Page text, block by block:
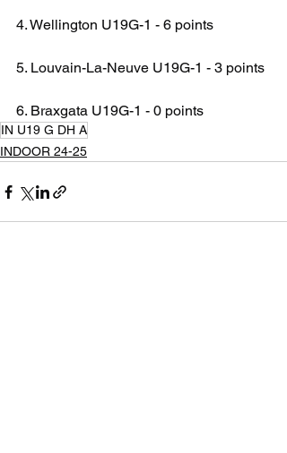
4. Wellington U19G-1 - 6 points
5. Louvain-La-Neuve U19G-1 - 3 points
6. Braxgata U19G-1 - 0 points
IN U19 G DH A
INDOOR 24-25